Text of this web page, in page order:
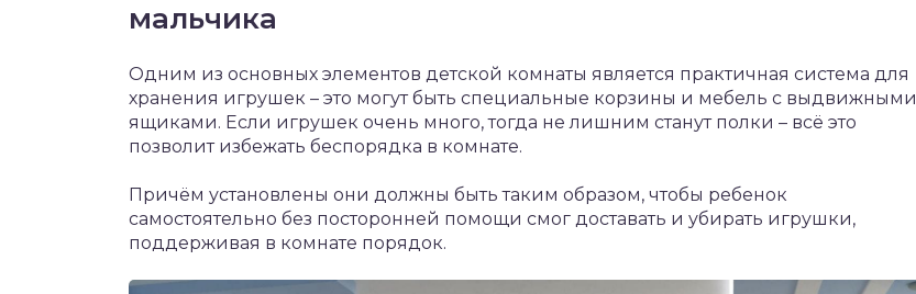
мальчика
Одним из основных элементов детской комнаты является практичная система для
хранения игрушек – это могут быть специальные корзины и мебель с выдвижными
ящиками. Если игрушек очень много, тогда не лишним станут полки – всё это
позволит избежать беспорядка в комнате.
Причём установлены они должны быть таким образом, чтобы ребенок
самостоятельно без посторонней помощи смог доставать и убирать игрушки,
поддерживая в комнате порядок.